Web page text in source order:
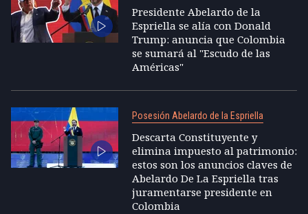
Presidente Abelardo de la
Espriella se alía con Donald
Trump: anuncia que Colombia
se sumará al "Escudo de las
Américas"
Posesión Abelardo de la Espriella
Descarta Constituyente y
elimina impuesto al patrimonio:
estos son los anuncios claves de
Abelardo De La Espriella tras
juramentarse presidente en
Colombia